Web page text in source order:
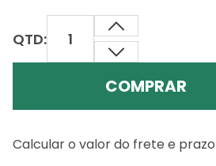
QTD:
COMPRAR
Calcular o valor do frete e